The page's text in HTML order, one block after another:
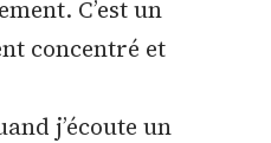
C’est un
concentré et
j’écoute un